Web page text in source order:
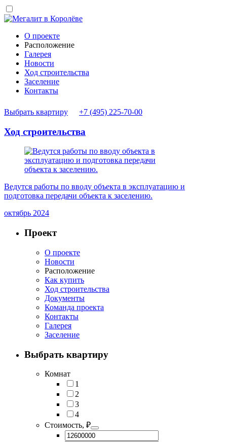
О проекте
Расположение
Галерея
Новости
Ход строительства
Заселение
Контакты
Выбрать квартиру +7 (495) 225-70-00
Ход строительства
Ведутся работы по вводу объекта в эксплуатацию и
подготовка передачи объекта к заселению.
октябрь 2024
Проект
О проекте
Новости
Расположение
Как купить
Ход строительства
Документы
Команда проекта
Контакты
Галерея
Заселение
Выбрать квартиру
Комнат
1
2
3
4
Стоимость, ₽